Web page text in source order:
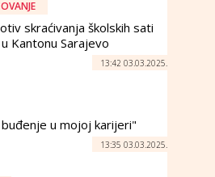
skraćivanja školskih sati
Kantonu Sarajevo
13:42 03.03.2025.
u mojoj karijeri"
13:35 03.03.2025.